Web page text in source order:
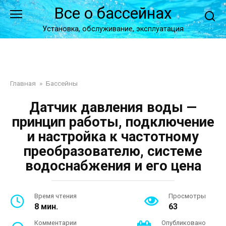
Перейти
к
контенту
Все о бассейнах
Установка, обслуживание, эксплуатация
Главная » Бассейны
Датчик давления воды —
принцип работы, подключение
и настройка к частотному
преобразователю, системе
водоснабжения и его цена
Время чтения
8 мин.
Просмотры
63
Комментарии Опубликовано